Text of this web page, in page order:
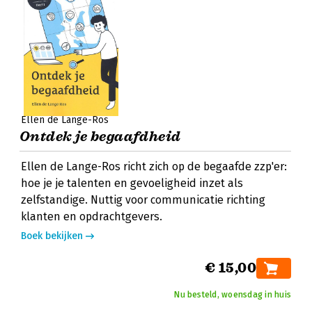
Ellen de Lange-Ros
Ontdek je begaafdheid
Ellen de Lange-Ros richt zich op de begaafde zzp'er:
hoe je je talenten en gevoeligheid inzet als
zelfstandige. Nuttig voor communicatie richting
klanten en opdrachtgevers.
Boek bekijken
€ 15,00
Nu besteld, woensdag in huis